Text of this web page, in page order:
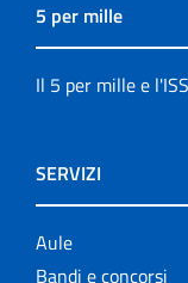
5 per mille
Il 5 per mille e l'ISS
SERVIZI
Aule
Bandi e concorsi